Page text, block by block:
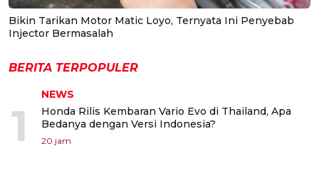
Bikin Tarikan Motor Matic Loyo, Ternyata Ini Penyebab
Injector Bermasalah
BERITA TERPOPULER
1
NEWS
Honda Rilis Kembaran Vario Evo di Thailand, Apa
Bedanya dengan Versi Indonesia?
20 jam